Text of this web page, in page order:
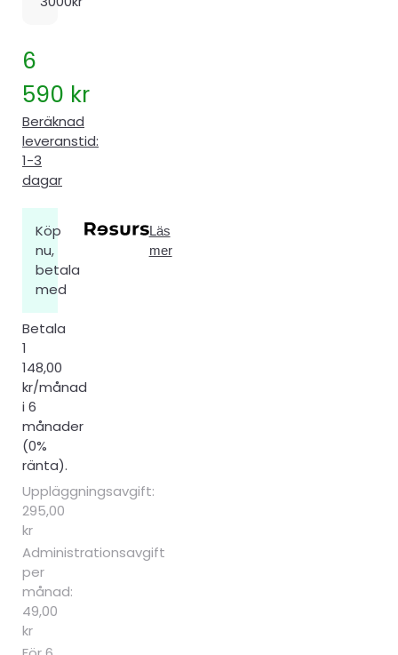
6
590 kr
Beräknad
leveranstid:
1-3
dagar
Köp
nu,
betala
med
Läs
mer
Betala
1
148,00
kr/månad
i 6
månader
(0%
ränta).
Uppläggningsavgift:
295,00
kr
Administrationsavgift
per
månad:
49,00
kr